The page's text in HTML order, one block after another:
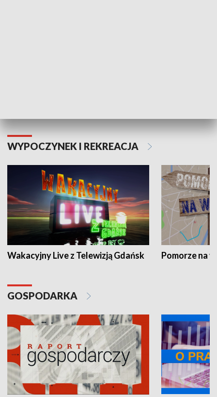
WYPOCZYNEK I REKREACJA
Wakacyjny Live z Telewizją Gdańsk Pomorze na
GOSPODARKA